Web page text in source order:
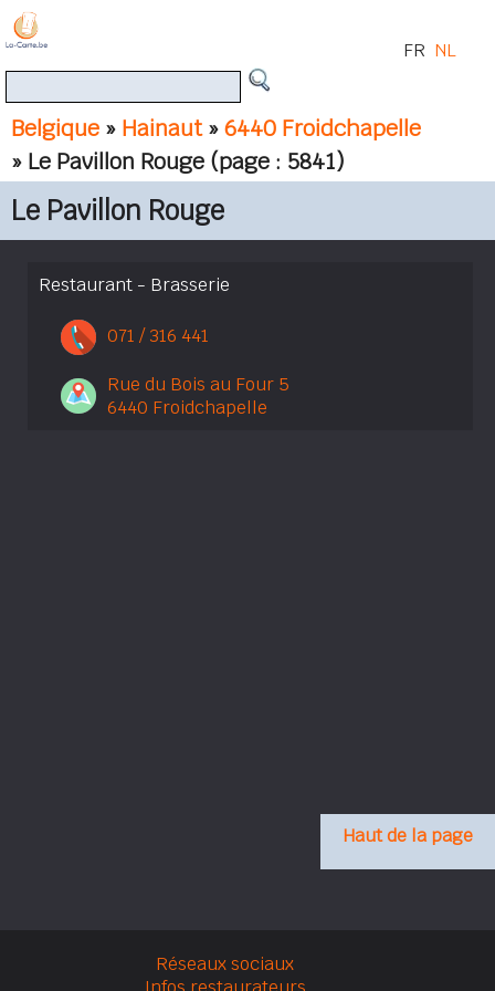
Belgique » Hainaut»6440 Froidchapelle
» Le Pavillon Rouge (page : 5841)
FR NL
Le Pavillon Rouge
Restaurant - Brasserie
071 / 316 441
Rue du Bois au Four 5
6440 Froidchapelle
Haut de la page
Réseaux sociaux